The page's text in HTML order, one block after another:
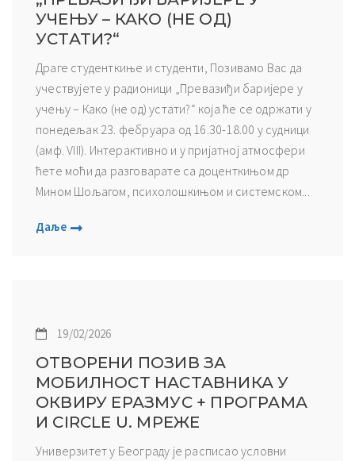
УЧЕЊУ – КАКО (НЕ ОД)
УСТАТИ?“
Драге студенткиње и студенти, Позивамо Вас да
учествујете у радионици „Превазиђи баријере у
учењу – Како (не од) устати?“ која ће се одржати у
понедељак 23. фебруара од 16.30-18.00 у судници
(амф. VIII). Интерактивно и у пријатној атмосфери
ћете моћи да разговарате са доценткињом др
Мином Шољагом, психолошкињом и системском...
Даље
19/02/2026
ОТВОРЕНИ ПОЗИВ ЗА
МОБИЛНОСТ НАСТАВНИКА У
ОКВИРУ ЕРАЗМУС + ПРОГРАМА
И CIRCLE U. МРЕЖЕ
Универзитет у Београду је расписао условни